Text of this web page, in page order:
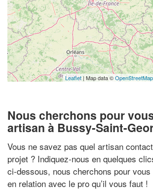
Leaflet | Map data ©
Nous cherchons pour
artisan à Bussy-Saint-
Vous ne savez pas quel artisan
projet ? Indiquez-nous en quelques
ci-dessous, nous cherchons pour
en relation avec le pro qu’il vous faut !